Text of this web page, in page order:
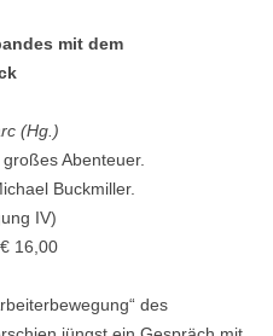
mit dem
(Hg.)
Abenteuer.
Buckmiller.
IV)
16,00
des